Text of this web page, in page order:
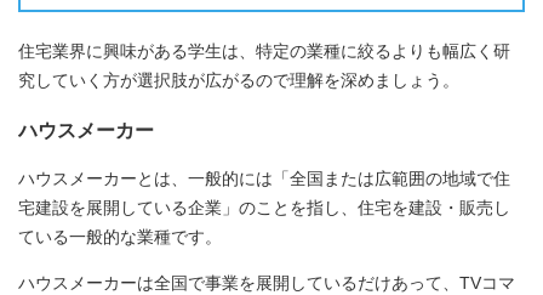
住宅業界に興味がある学生は、特定の業種に絞るよりも幅広く研
究していく方が選択肢が広がるので理解を深めましょう。
ハウスメーカー
ハウスメーカーとは、一般的には「全国または広範囲の地域で住
宅建設を展開している企業」のことを指し、住宅を建設・販売し
ている一般的な業種です。
ハウスメーカーは全国で事業を展開しているだけあって、TVコマ